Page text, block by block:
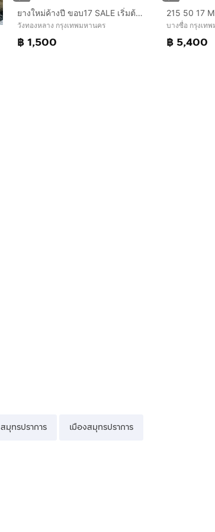
ยางใหม่ค้างปี ขอบ17 SALE เริ่มต้น 1,500 เบอร์ 205 215 225
วังทองหลาง กรุงเทพมหานคร
฿ 1,500
บางซื่อ กรุงเท
฿ 5,400
สมุทรปราการ เมืองสมุทรปราการ